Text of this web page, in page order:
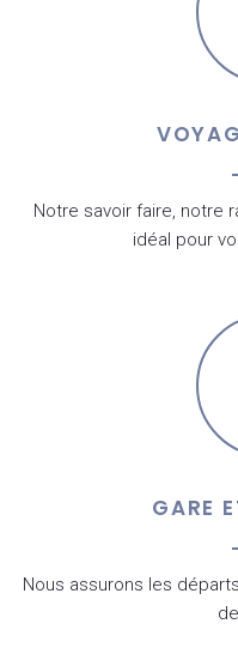
Notre savoir faire, notre
idéal pour
GARE
Nous assurons les